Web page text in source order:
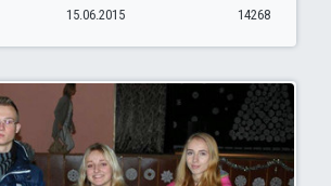
15.06.2015 14268